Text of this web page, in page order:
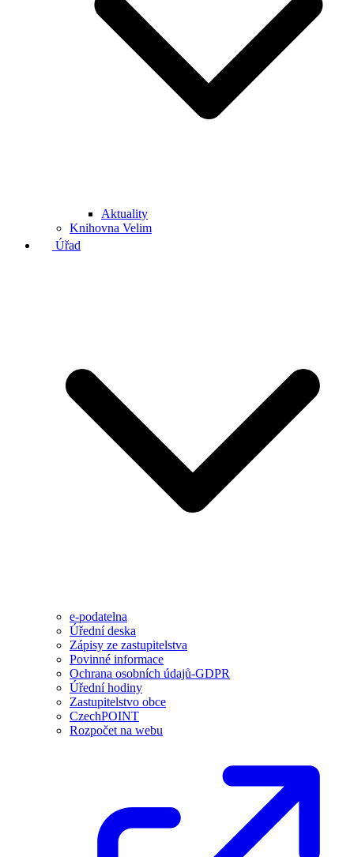
Aktuality
Knihovna Velim
Úřad
e-podatelna
Úřední deska
Zápisy ze zastupitelstva
Povinné informace
Ochrana osobních údajů-GDPR
Úřední hodiny
Zastupitelstvo obce
CzechPOINT
Rozpočet na webu